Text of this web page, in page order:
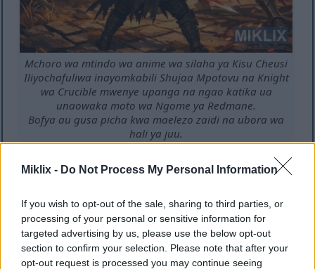
Miklix - Do Not Process My Personal Information
If you wish to opt-out of the sale, sharing to third parties, or
processing of your personal or sensitive information for
targeted advertising by us, please use the below opt-out
section to confirm your selection. Please note that after your
opt-out request is processed you may continue seeing
Mchoro wa mtindo wa anime wa silaha ya Kisu Cheusi
Iliyochafuliwa inayomkabili Shujaa Mpotovu na Knight
wa Crucible mwenye upanga na ngao katika ua
unaowaka moto wa Ngome ya Redmane.
Bofya au gusa picha kwa maelezo zaidi na ubora wa
hali ya juu.